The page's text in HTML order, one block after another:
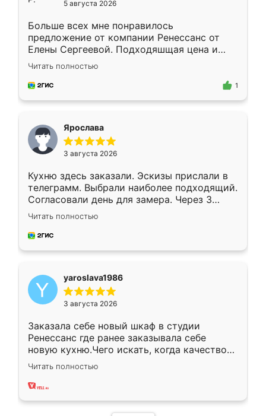
5 августа 2026
Больше всех мне понравилось
предложение от компании Ренессанс от
Елены Сергеевой. Подходяшщая цена и
короткие сроки изготовления. Приехавший
для замера сотрудник Владислав
предложил по моему эскизу самый
Читать полностью
1
Ярослава
3 августа 2026
Кухню здесь заказали. Эскизы прислали в
телеграмм. Выбрали наиболее подходящий.
Согласовали день для замера. Через 3
недели кухня была уже готова. Остались
довольны работой. Спасибо Ренессанс
мебель за качественную работу!
Читать полностью
yaroslava1986
3 августа 2026
Заказала себе новый шкаф в студии
Ренессанс где ранее заказывала себе
новую кухню.Чего искать, когда качеством
вполне довольна. Служит кухня уже почти
два года, нареканий нет.
Читать полностью